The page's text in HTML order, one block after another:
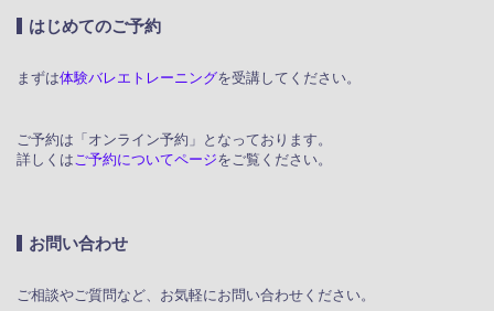
はじめてのご予約
まずは体験バレエトレーニングを受講してください。
ご予約は「オンライン予約」となっております。
詳しくは ご予約についてページをご覧ください。
お問い合わせ
ご相談やご質問など、お気軽にお問い合わせください。